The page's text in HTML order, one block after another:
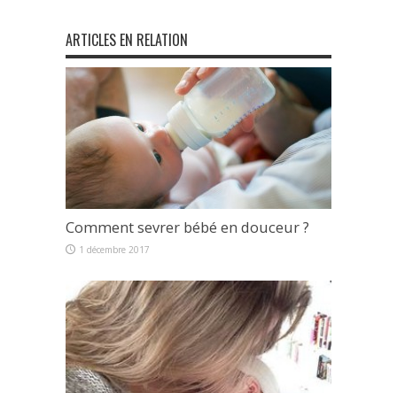
ARTICLES EN RELATION
Comment sevrer bébé en douceur ?
1 décembre 2017